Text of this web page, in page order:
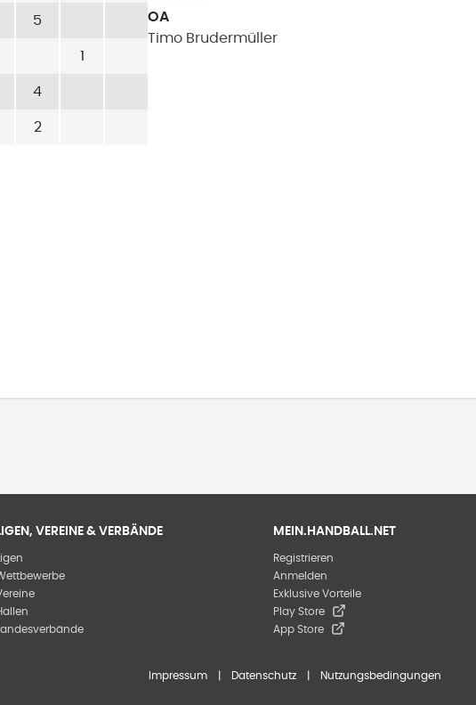
5
1
4
2
OA
Timo Brudermüller
VEREINE & VERBÄNDE
Ligen
Landesverbände
MEIN.HANDBALL.NET
Registrieren
Anmelden
Exklusive Vorteile
Play Store
App Store
Impressum Datenschutz Nutzungsbedingungen